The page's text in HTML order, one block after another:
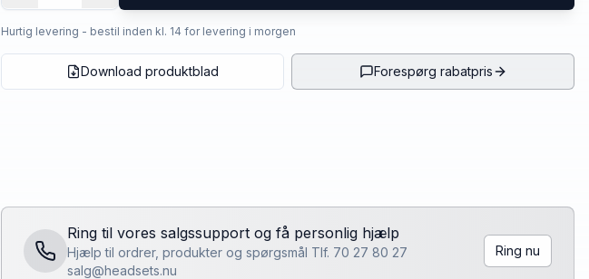
Hurtig levering - bestil inden kl. 14 for levering i morgen
Download produktblad Forespørg rabatpris
Ring til vores salgssupport og få personlig hjælp
Hjælp til ordrer, produkter og spørgsmål Tlf. 70 27 80 27
salg@headsets.nu
Ring nu